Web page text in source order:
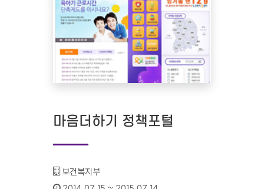
마음더하기 정책포털
기관명 :
보건복지부